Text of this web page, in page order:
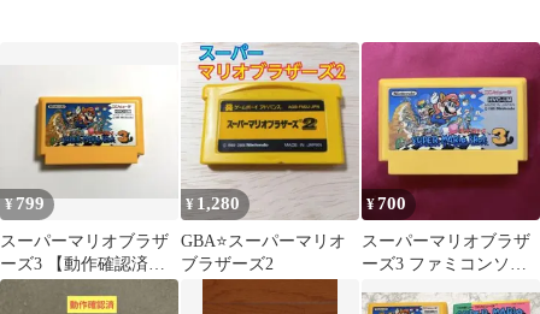
¥799
スーパーマリオブラザ
ーズ3 【動作確認済
み】ファミコン ソフト
¥ 1,280
GBA⭐スーパーマリオ
ブラザーズ2
¥700
スーパーマリオブラザ
ーズ3 ファミコンソフ